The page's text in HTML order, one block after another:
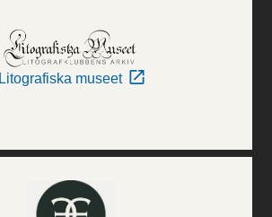
Litografiska museet